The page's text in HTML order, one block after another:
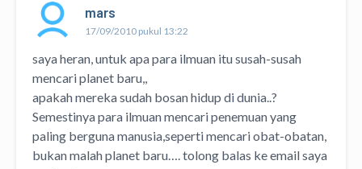
mars
17/09/2010 pukul 13:22
saya heran, untuk apa para ilmuan itu susah-susah
mencari planet baru,,
apakah mereka sudah bosan hidup di dunia..?
Semestinya para ilmuan mencari penemuan yang
paling berguna manusia,seperti mencari obat-obatan,
bukan malah planet baru…. tolong balas ke email saya